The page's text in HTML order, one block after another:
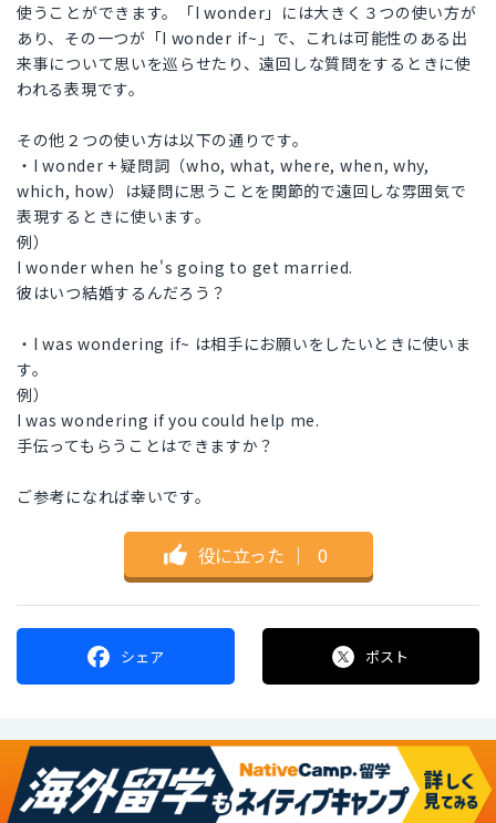
使うことができます。「I wonder」には大きく３つの使い方が
あり、その一つが「I wonder if~」で、これは可能性のある出
来事について思いを巡らせたり、遠回しな質問をするときに使
われる表現です。
その他２つの使い方は以下の通りです。
・I wonder + 疑問詞（who, what, where, when, why,
which, how）は疑問に思うことを関節的で遠回しな雰囲気で
表現するときに使います。
例）
I wonder when he's going to get married.
彼はいつ結婚するんだろう？
・I was wondering if~ は相手にお願いをしたいときに使いま
す。
例）
I was wondering if you could help me.
手伝ってもらうことはできますか？
ご参考になれば幸いです。
役に立った ｜ 0
シェア ポスト